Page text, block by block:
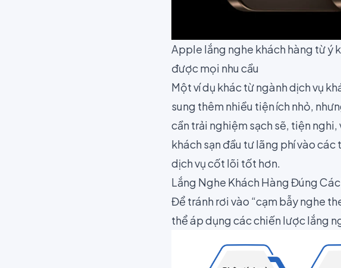
Apple lắng nghe khách hàng từ ý
được mọi nhu cầu
Một ví dụ khác từ ngành dịch vụ
sung thêm nhiều tiện ích nhỏ,
cần trải nghiệm sạch sẽ, tiện
khách sạn đầu tư lãng phí vào
dịch vụ cốt lõi tốt hơn.
Lắng Nghe Khách Hàng Đúng
Để tránh rơi vào “cạm bẫy nghe
thể áp dụng các chiến lược lắng